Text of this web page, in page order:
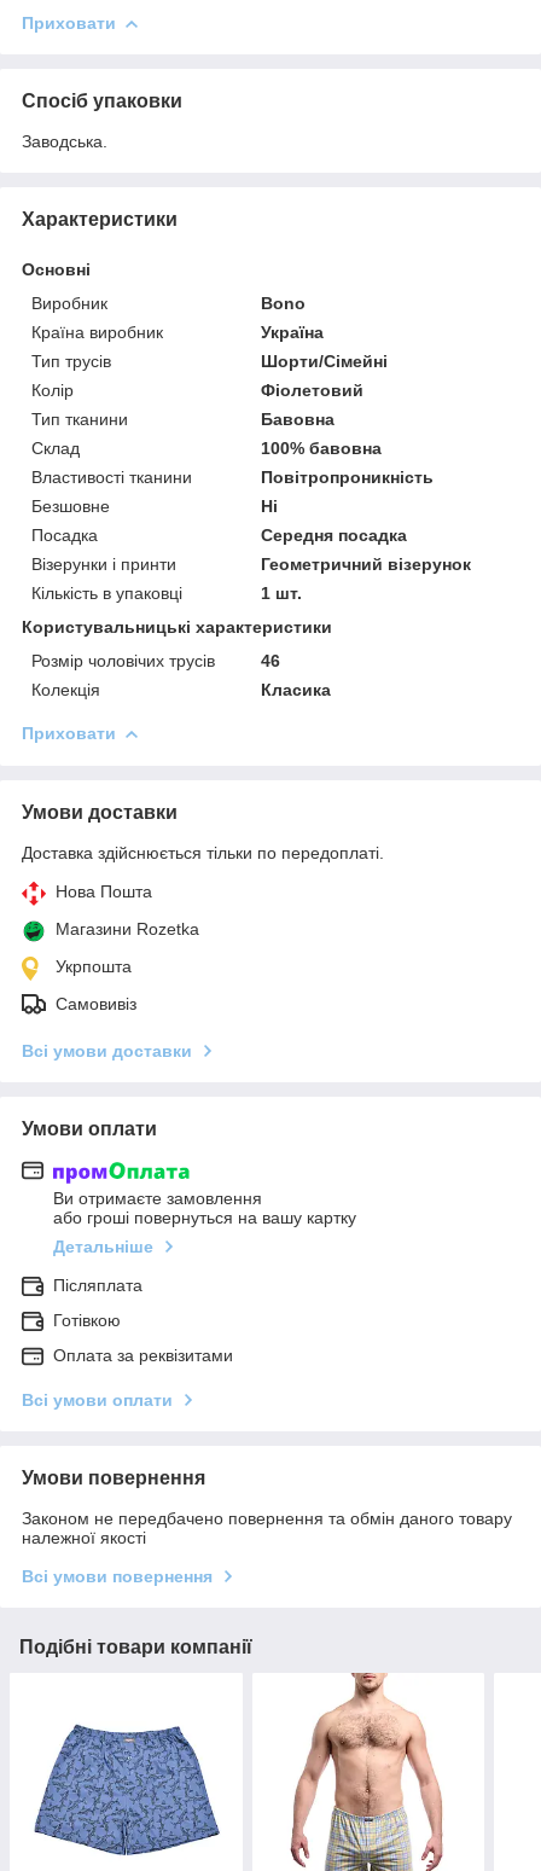
Приховати
Спосіб упаковки
Заводська.
Характеристики
Основні
Виробник
Bono
Країна виробник
Україна
Тип трусів
Шорти/Сімейні
Колір
Фіолетовий
Тип тканини
Бавовна
Склад
100% бавовна
Властивості тканини
Повітропроникність
Безшовне
Ні
Посадка
Середня посадка
Візерунки і принти
Геометричний візерунок
Кількість в упаковці
1 шт.
Користувальницькі характеристики
Розмір чоловічих трусів
46
Колекція
Класика
Приховати
Умови доставки
Доставка здійснюється тільки по передоплаті.
Нова Пошта
Магазини Rozetka
Укрпошта
Самовивіз
Всі умови доставки
Умови оплати
Ви отримаєте замовлення
або гроші повернуться на вашу картку
Детальніше
Післяплата
Готівкою
Оплата за реквізитами
Всі умови оплати
Умови повернення
Законом не передбачено повернення та обмін даного товару
належної якості
Всі умови повернення
Подібні товари компанії